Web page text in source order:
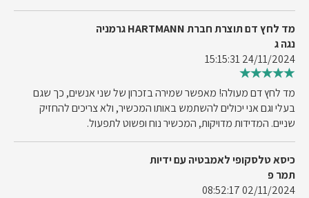
מד לחץ דם תוצרת חברת HARTMANN גרמניה
נגה ג
24/11/2024 15:15:31
מד לחץ דם מעולה! מאפשר שמירה בזכרון של שני אנשים, כך שגם
בעלי וגם אני יכולים להשתמש באותו המכשיר, ולא צריכים להחזיק
שניים. המדידות מדויקות, המכשיר נוח ופשוט לתפעול.
כיסא טלסקופי לאמבטיה עם ידיות
תמר פ
02/11/2024 08:52:17